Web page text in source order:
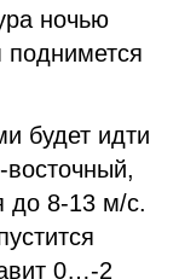
ночью
будет идти
до 8-13 м/с.
0…-2